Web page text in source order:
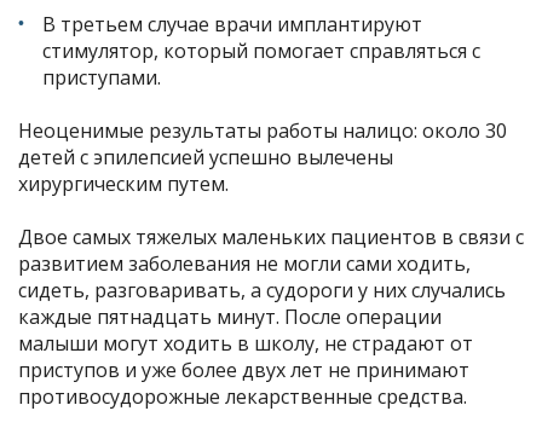
В третьем случае врачи имплантируют
стимулятор, который помогает справляться с
приступами.
Неоценимые результаты работы налицо: около 30
детей с эпилепсией успешно вылечены
хирургическим путем.
Двое самых тяжелых маленьких пациентов в связи с
развитием заболевания не могли сами ходить,
сидеть, разговаривать, а судороги у них случались
каждые пятнадцать минут. После операции
малыши могут ходить в школу, не страдают от
приступов и уже более двух лет не принимают
противосудорожные лекарственные средства.